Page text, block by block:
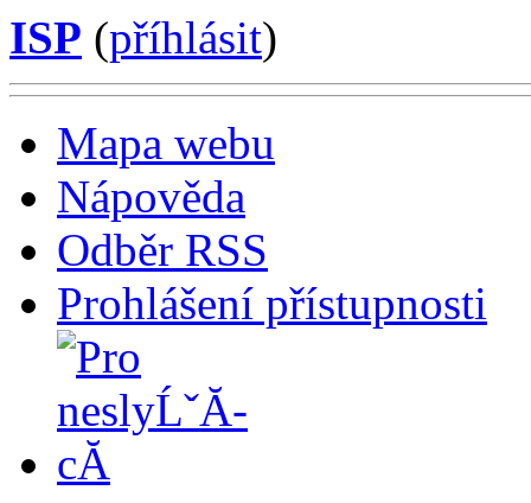
ISP (příhlásit)
Mapa webu
Nápověda
Odběr RSS
Prohlášení přístupnosti